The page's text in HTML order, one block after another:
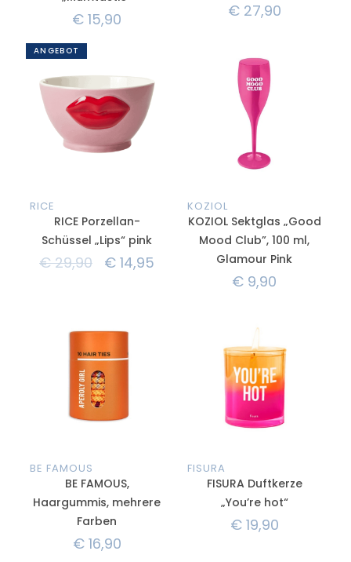
€ 15,90 €27,90
ANGEBOT
RICE
RICE Porzellan-
Schüssel „Lips“ pink
€29,90 € 14,95
KOZIOL
KOZIOL Sektglas „Good
Mood Club”, 100 ml,
Glamour Pink
€ 9,90
BE FAMOUS
BE FAMOUS,
Haargummis, mehrere
Farben
€16,90
FISURA
FISURA Duftkerze
„You’re hot“
€19,90